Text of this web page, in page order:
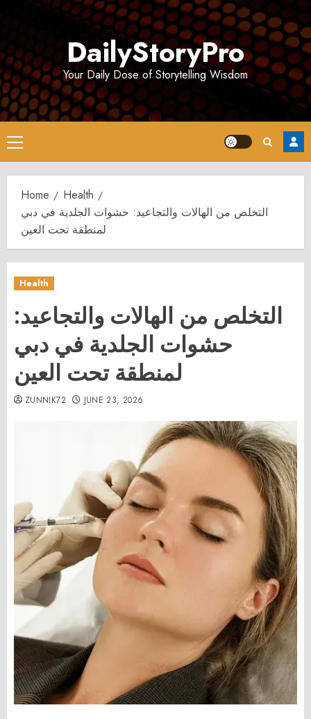
DailyStoryPro
Your Daily Dose of Storytelling Wisdom
Primary
Menu
Home
Health
التخلص من الهالات والتجاعيد: حشوات الجلدية في دبي
لمنطقة تحت العين
Health
التخلص من الهالات والتجاعيد:
حشوات الجلدية في دبي
لمنطقة تحت العين
ZUNNIK72 JUNE 23, 2026